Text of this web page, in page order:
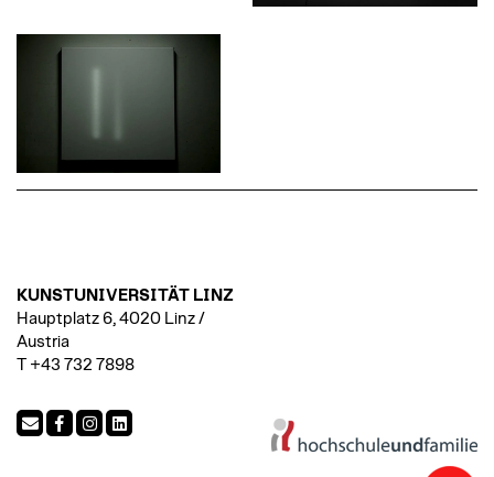
KUNSTUNIVERSITÄT LINZ
Hauptplatz 6, 4020 Linz /
Austria
T +43 732 7898